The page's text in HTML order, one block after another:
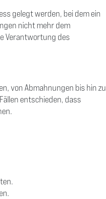
gelegt werden, bei dem ein
nicht mehr dem
Verantwortung des
von Abmahnungen bis hin zu
entschieden, dass